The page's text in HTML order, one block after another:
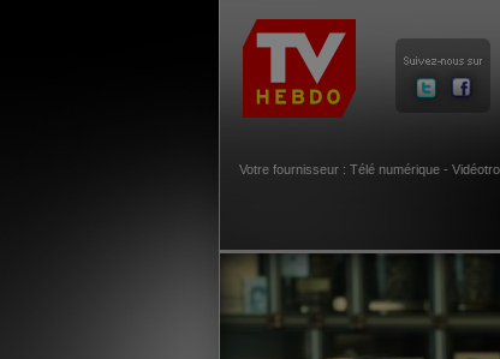
Votre fournisseur : Télé numérique -